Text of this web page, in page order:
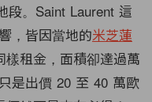
段。Saint Laurent 這
，皆因當地的米芝蓮
租金，面積卻達過萬
是出價 20 至 40 萬歐